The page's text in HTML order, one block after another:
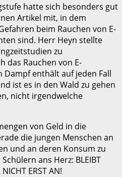
hatte sich besonders gut
Artikel mit, in dem
beim Rauchen von E-
sind. Herr Heyn stellte
zu
das Rauchen von E-
enthält auf jeden Fall
ist es in den Wald zu gehen
nicht irgendwelche
von Geld in die
die jungen Menschen an
und an deren Konsum zu
ans Herz: BLEIBT
ERST AN!